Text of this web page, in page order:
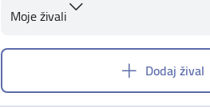
Moje živali
Dodaj žival